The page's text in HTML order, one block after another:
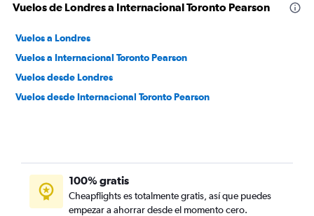
Vuelos de Londres a Internacional Toronto Pearson
Vuelos a Londres
Vuelos a Internacional Toronto Pearson
Vuelos desde Londres
Vuelos desde Internacional Toronto Pearson
100% gratis
Cheapflights es totalmente gratis, así que puedes
empezar a ahorrar desde el momento cero.